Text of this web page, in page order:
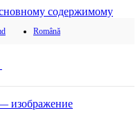
содержимому
Română